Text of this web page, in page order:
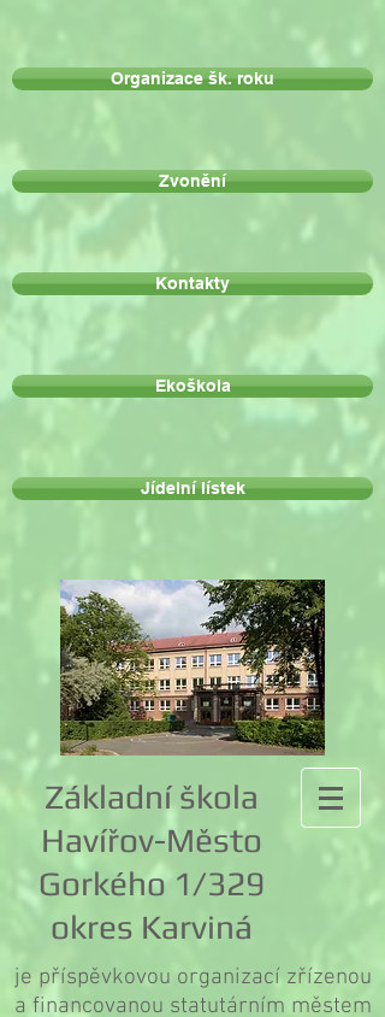
Organizace šk. roku
Zvonění
Kontakty
Ekoškola
Jídelní lístek
Základní škola
Havířov-Město
Gorkého 1/329
okres Karviná
je příspěvkovou organizací zřízenou
a financovanou statutárním městem